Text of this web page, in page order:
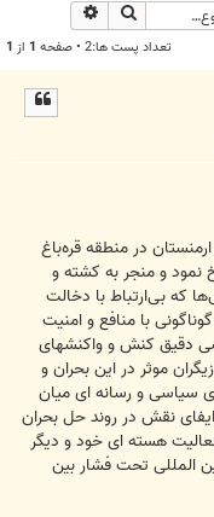
جستجو
تعداد پست ها:2 • صفحه 1 از 1
و ارمنستان در منطقه قره‌باغ
و منجر به کشته و
که بی‌ارتباط با دخالت
با منافع و امنیت
دقیق کنش و واکنشهای
موثر در این بحران و
سیاسی و رسانه ای میان
ایفای نقش در روند حل بحران
هسته ای خود و دیگر
المللی تحت فشار بین